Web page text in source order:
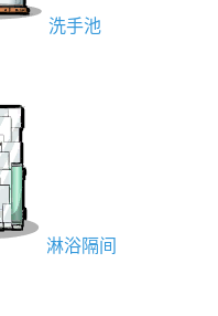
洗手池
淋浴隔间